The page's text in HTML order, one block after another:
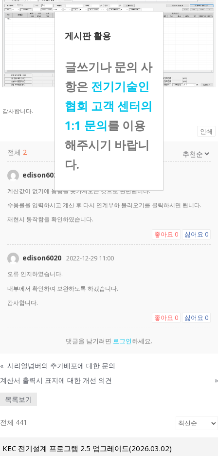
게시판 활용
글쓰기나 문의 사
항은 전기기술인
협회 고객 센터의
1:1 문의를 이용
해주시기 바랍니
다.
감사합니다.
인쇄
전체 2
edison6020
계산값이 없기에 용량을 못가져오는 것으로 판단됩니다.
수용률을 입력하시고 계산 후 다시 연계부하 불러오기를 클릭하시면 됩니다.
재현시 동작함을 확인하였습니다.
좋아요 0 싫어요 0
edison6020 2022-12-29 11:00
오류 인지하였습니다.
내부에서 확인하여 보완하도록 하겠습니다.
감사합니다.
좋아요 0 싫어요 0
댓글을 남기려면 로그인하세요.
« 시리얼넘버의 추가배포에 대한 문의
계산서 출력시 표지에 대한 개선 의견
»
목록보기
전체 441
KEC 전기설계 프로그램 2.5 업그레이드(2026.03.02)